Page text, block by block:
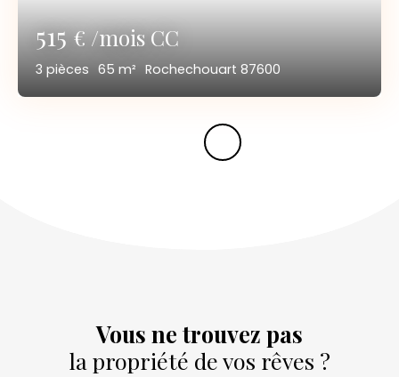
515€ /mois CC
3 pièces 65 m² Rochechouart 87600
Vous ne trouvez pas
la propriété de vos rêves ?